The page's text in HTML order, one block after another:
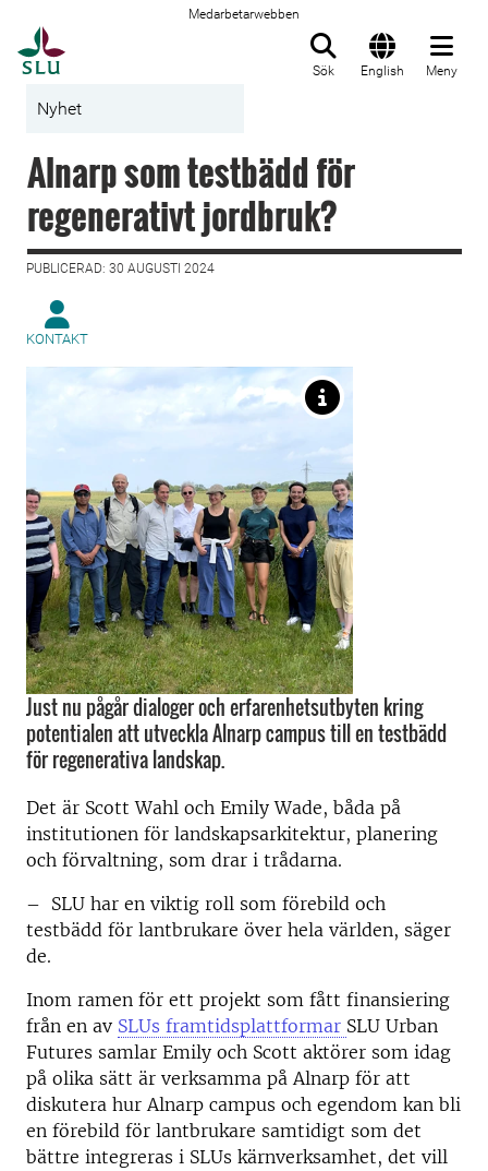
Medarbetarwebben
Sök English Meny
Nyhet
Alnarp som testbädd för
regenerativt jordbruk?
PUBLICERAD: 30 AUGUSTI 2024
KONTAKT
Just nu pågår dialoger och erfarenhetsutbyten kring
potentialen att utveckla Alnarp campus till en testbädd
för regenerativa landskap.
Det är Scott Wahl och Emily Wade, båda på
institutionen för landskapsarkitektur, planering
och förvaltning, som drar i trådarna.
– SLU har en viktig roll som förebild och
testbädd för lantbrukare över hela världen, säger
de.
Inom ramen för ett projekt som fått finansiering
från en av SLUs framtidsplattformar SLU Urban
Futures samlar Emily och Scott aktörer som idag
på olika sätt är verksamma på Alnarp för att
diskutera hur Alnarp campus och egendom kan bli
en förebild för lantbrukare samtidigt som det
bättre integreras i SLUs kärnverksamhet, det vill